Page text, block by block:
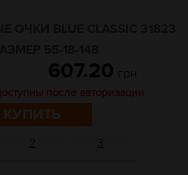
607.20 грн
после авторизации
КУПИТЬ
2 3